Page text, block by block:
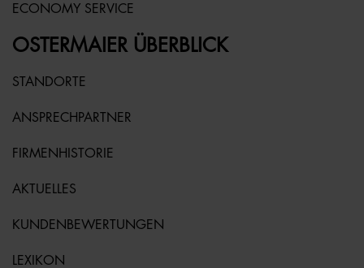
ECONOMY SERVICE
OSTERMAIER ÜBERBLICK
STANDORTE
ANSPRECHPARTNER
FIRMENHISTORIE
AKTUELLES
KUNDENBEWERTUNGEN
LEXIKON